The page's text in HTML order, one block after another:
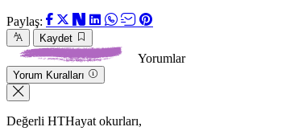
Paylaş:
Kaydet
Yorumlar
Yorum Kuralları
Değerli HTHayat okurları,